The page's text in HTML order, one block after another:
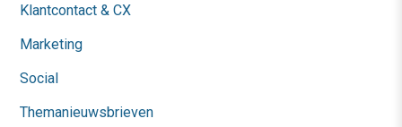
Klantcontact & CX
Marketing
Social
Themanieuwsbrieven